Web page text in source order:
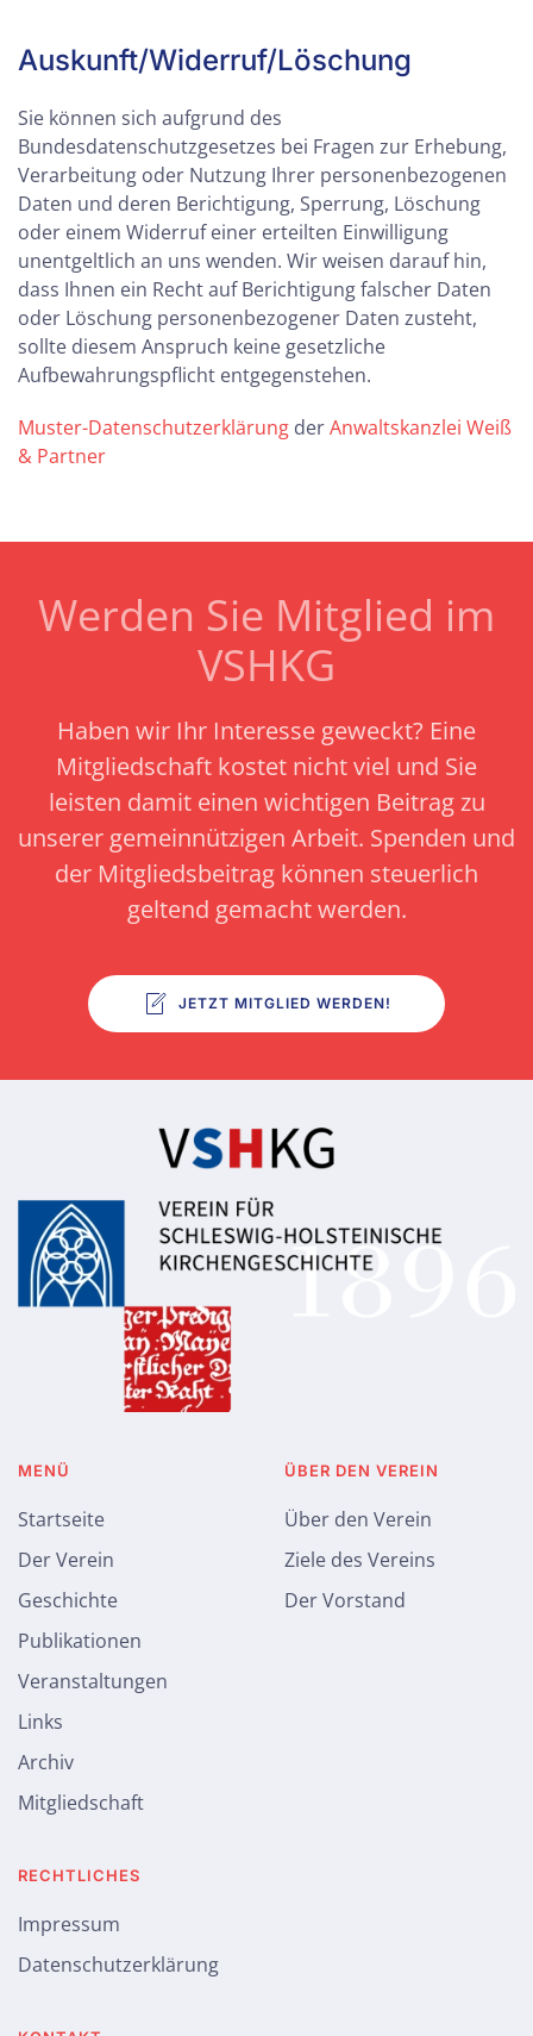
Auskunft/Widerruf/Löschung
Sie können sich aufgrund des
Bundesdatenschutzgesetzes bei Fragen zur Erhebung,
Verarbeitung oder Nutzung Ihrer personenbezogenen
Daten und deren Berichtigung, Sperrung, Löschung
oder einem Widerruf einer erteilten Einwilligung
unentgeltlich an uns wenden. Wir weisen darauf hin,
dass Ihnen ein Recht auf Berichtigung falscher Daten
oder Löschung personenbezogener Daten zusteht,
sollte diesem Anspruch keine gesetzliche
Aufbewahrungspflicht entgegenstehen.
Muster-Datenschutzerklärung derAnwaltskanzlei Weiß
& Partner
Werden Sie Mitglied im
VSHKG
Haben wir Ihr Interesse geweckt? Eine
Mitgliedschaft kostet nicht viel und Sie
leisten damit einen wichtigen Beitrag zu
unserer gemeinnützigen Arbeit. Spenden und
der Mitgliedsbeitrag können steuerlich
geltend gemacht werden.
JETZT MITGLIED WERDEN!
MENÜ
Startseite
Der Verein
Geschichte
Publikationen
Veranstaltungen
Links
Archiv
Mitgliedschaft
ÜBER DEN VEREIN
Über den Verein
Ziele des Vereins
Der Vorstand
RECHTLICHES
Impressum
Datenschutzerklärung